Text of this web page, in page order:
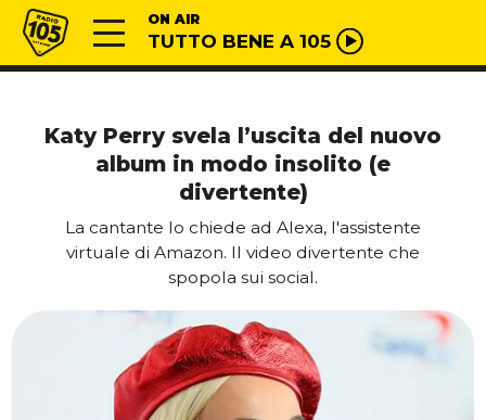
Vai al contenuto
Radio 105 ON AIR
TUTTO BENE A 105
Katy Perry svela l’uscita del nuovo
album in modo insolito (e
divertente)
La cantante lo chiede ad Alexa, l'assistente
virtuale di Amazon. Il video divertente che
spopola sui social.